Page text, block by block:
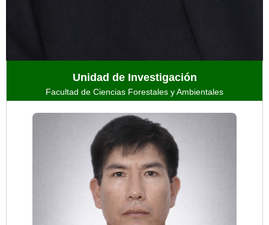
Unidad de Investigación
Facultad de Ciencias Forestales y Ambientales